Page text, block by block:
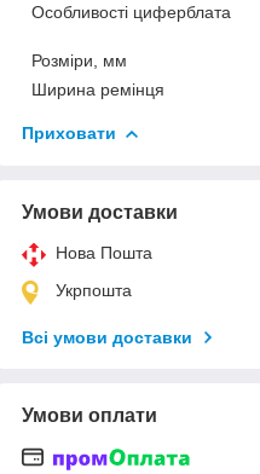
Особливості циферблата
Розміри, мм
Ширина ремінця
Приховати
Умови доставки
Нова Пошта
Укрпошта
Всі умови доставки
Умови оплати